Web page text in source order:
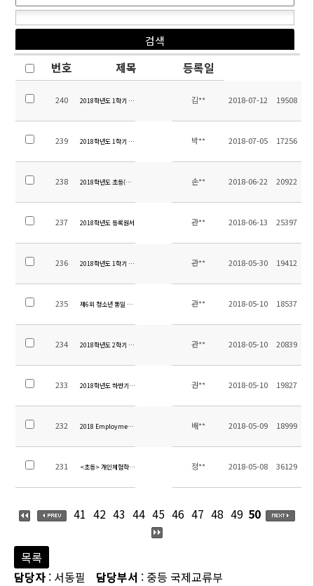
번호 제목 등록일
240 2018학년도 1학기 초등 방과후학교 만족도 조사 결과
김** 2018-07-12 19508
239 2018학년도 1학기 방과후학교 만족도 조사 결과박** 2018-07-05 17256
238 2018학년도 초등(소주-대련) 교류체험학습 정산 내역 알림
손** 2018-06-22 20922
237 2018학년도 등록원서 관** 2018-06-13 25397
236 2018학년도 1학기 중등 현장체험학습 만족도조사 결과 및 정산내역
관** 2018-05-30 19412
235 제6회 청소년 통일 축제 버스 운행 안내 관** 2018-05-10 18537
234 2018학년도 2학기 유초중고 편입학 공고 관** 2018-05-10 20839
233 2018학년도 하반기 교원(유치원교사1명) 초빙 공고
권** 2018-05-10 19827
232 2018 Employment notice for EFL teacher(영어 원어민 교사 채용 공고)
배** 2018-05-09 18999
231 <초등> 개인체험학습 신청서 및 결과보고서 양식
정** 2018-05-08 36129
41 42 43 44 45 46 47 48 49 50
목록
담당자 : 서동필 담당부서 : 중등 국제교류부